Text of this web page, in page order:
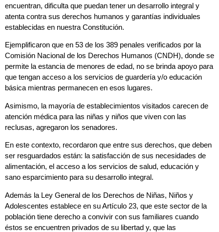
encuentran, dificulta que puedan tener un desarrollo integral y
atenta contra sus derechos humanos y garantías individuales
establecidas en nuestra Constitución.
Ejemplificaron que en 53 de los 389 penales verificados por la
Comisión Nacional de los Derechos Humanos (CNDH), donde se
permite la estancia de menores de edad, no se brinda apoyo para
que tengan acceso a los servicios de guardería y/o educación
básica mientras permanecen en esos lugares.
Asimismo, la mayoría de establecimientos visitados carecen de
atención médica para las niñas y niños que viven con las
reclusas, agregaron los senadores.
En este contexto, recordaron que entre sus derechos, que deben
ser resguardados están: la satisfacción de sus necesidades de
alimentación, el acceso a los servicios de salud, educación y
sano esparcimiento para su desarrollo integral.
Además la Ley General de los Derechos de Niñas, Niños y
Adolescentes establece en su Artículo 23, que este sector de la
población tiene derecho a convivir con sus familiares cuando
éstos se encuentren privados de su libertad y, que las